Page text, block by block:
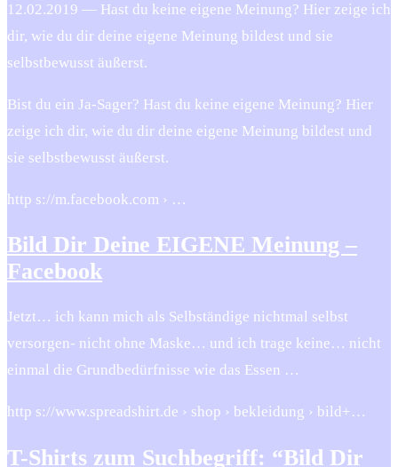
12.02.2019 — Hast du keine eigene Meinung? Hier zeige ich
dir, wie du dir deine eigene Meinung bildest und sie
selbstbewusst äußerst.
Bist du ein Ja-Sager? Hast du keine eigene Meinung? Hier
zeige ich dir, wie du dir deine eigene Meinung bildest und
sie selbstbewusst äußerst.
http s://m.facebook.com › …
Bild Dir Deine EIGENE Meinung –
Facebook
Jetzt… ich kann mich als Selbständige nichtmal selbst
versorgen- nicht ohne Maske… und ich trage keine… nicht
einmal die Grundbedürfnisse wie das Essen …
http s://www.spreadshirt.de › shop › bekleidung › bild+…
T-Shirts zum Suchbegriff: “Bild Dir